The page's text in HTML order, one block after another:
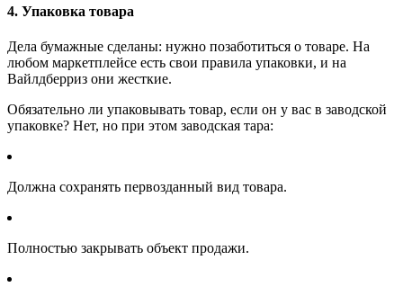
4. Упаковка товара
Дела бумажные сделаны: нужно позаботиться о товаре. На
любом маркетплейсе есть свои правила упаковки, и на
Вайлдберриз они жесткие.
Обязательно ли упаковывать товар, если он у вас в заводской
упаковке? Нет, но при этом заводская тара:
Должна сохранять первозданный вид товара.
Полностью закрывать объект продажи.